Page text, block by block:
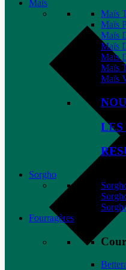
Maïs
Maïs
Maïs
Maïs
Maïs
Maïs
Maïs
Maïs
LES
Sorgho
Fourragères